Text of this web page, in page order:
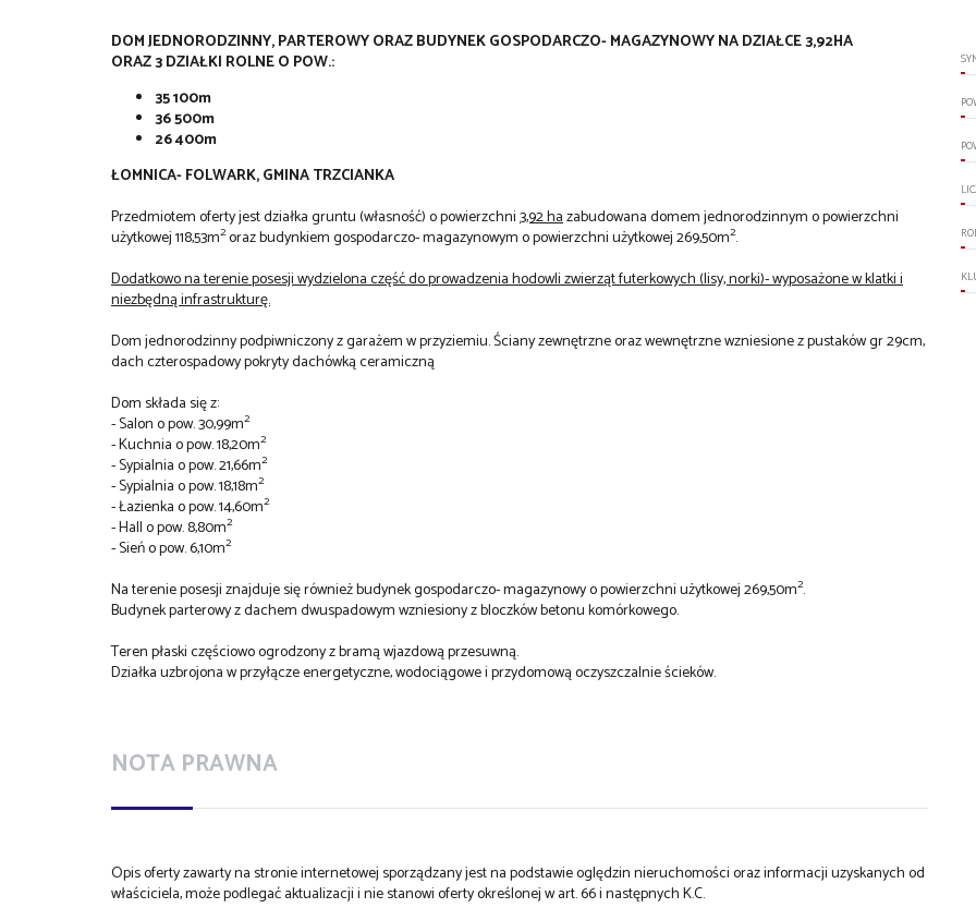
DOM JEDNORODZINNY, PARTEROWY ORAZ BUDYNEK GOSPODARCZO- MAGAZYNOWY NA DZIAŁCE 3,92HA
ORAZ 3 DZIAŁKI ROLNE O POW.:
35 100m
36 500m
26 400m
ŁOMNICA- FOLWARK, GMINA TRZCIANKA
Przedmiotem oferty jest działka gruntu (własność) o powierzchni3,92 hazabudowana domem jednorodzinnym o powierzchni
użytkowej 118,53m2oraz budynkiem gospodarczo- magazynowym o powierzchni użytkowej 269,50m2.
Dodatkowo na terenie posesji wydzielona część do prowadzenia hodowli zwierząt futerkowych (lisy, norki)- wyposażone w klatki i
niezbędną infrastrukturę.
Dom jednorodzinny podpiwniczony z garażem w przyziemiu. Ściany zewnętrzne oraz wewnętrzne wzniesione z pustaków gr 29cm,
dach czterospadowy pokryty dachówką ceramiczną
Dom składa się z:
- Salon o pow. 30,99m2
- Kuchnia o pow. 18,20m2
- Sypialnia o pow. 21,66m2
- Sypialnia o pow. 18,18m2
- Łazienka o pow. 14,60m2
- Hall o pow. 8,80m2
- Sień o pow. 6,10m2
Na terenie posesji znajduje się również budynek gospodarczo- magazynowy o powierzchni użytkowej 269,50m2.
Budynek parterowy z dachem dwuspadowym wzniesiony z bloczków betonu komórkowego.
Teren płaski częściowo ogrodzony z bramą wjazdową przesuwną.
Działka uzbrojona w przyłącze energetyczne, wodociągowe i przydomową oczyszczalnie ścieków.
NOTA PRAWNA
Opis oferty zawarty na stronie internetowej sporządzany jest na podstawie oględzin nieruchomości oraz informacji uzyskanych od
właściciela, może podlegać aktualizacji i nie stanowi oferty określonej w art. 66 i następnych K.C.